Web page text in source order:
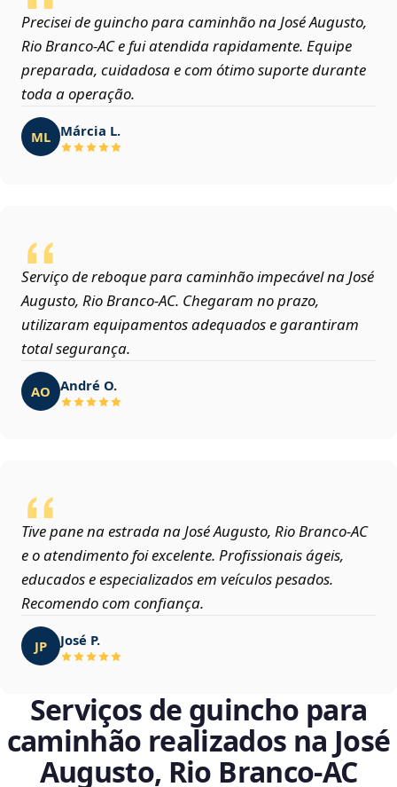
Precisei de guincho para caminhão na José Augusto,
Rio Branco‑AC e fui atendida rapidamente. Equipe
preparada, cuidadosa e com ótimo suporte durante
toda a operação.
ML Márcia L.
Serviço de reboque para caminhão impecável na José
Augusto, Rio Branco‑AC. Chegaram no prazo,
utilizaram equipamentos adequados e garantiram
total segurança.
AO André O.
Tive pane na estrada na José Augusto, Rio Branco‑AC
e o atendimento foi excelente. Profissionais ágeis,
educados e especializados em veículos pesados.
Recomendo com confiança.
JP José P.
Serviços de guincho para
caminhão realizados na José
Augusto, Rio Branco‑AC